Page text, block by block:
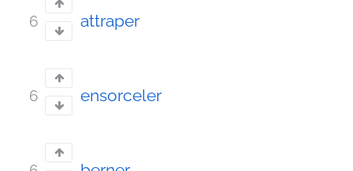
6 attraper
6 ensorceler